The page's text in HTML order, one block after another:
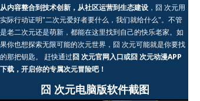
囧 次元电脑版软件截图
从内容整合到技术创新，从社区运营到生态建设 ，囧 次元用
实际行动证明"二次元爱好者要什么，我们就给什么"。不管
是老二次元还是萌新，都能在这里找到自己的快乐老家。如
果你也想探索无限可能的次元世界，囧 次元可能就是你要找
的那把钥匙。 赶快通过囧 次元官网入口或囧 次元动漫APP
下载，开启你的专属次元冒险吧！